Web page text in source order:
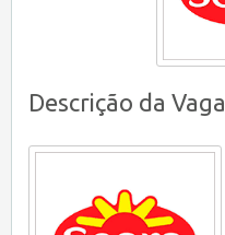
Descrição da Vaga